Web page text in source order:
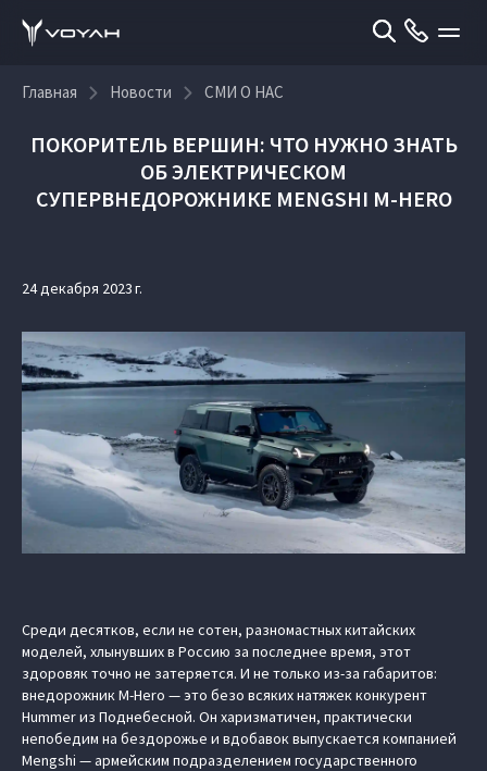
Главная Новости СМИ О НАС
ПОКОРИТЕЛЬ ВЕРШИН: ЧТО НУЖНО ЗНАТЬ
ОБ ЭЛЕКТРИЧЕСКОМ
СУПЕРВНЕДОРОЖНИКЕ MENGSHI M-HERO
24 декабря 2023 г.
Среди десятков, если не сотен, разномастных китайских
моделей, хлынувших в Россию за последнее время, этот
здоровяк точно не затеряется. И не только из-за габаритов:
внедорожник M-Hero — это безо всяких натяжек конкурент
Hummer из Поднебесной. Он харизматичен, практически
непобедим на бездорожье и вдобавок выпускается компанией
Mengshi — армейским подразделением государственного